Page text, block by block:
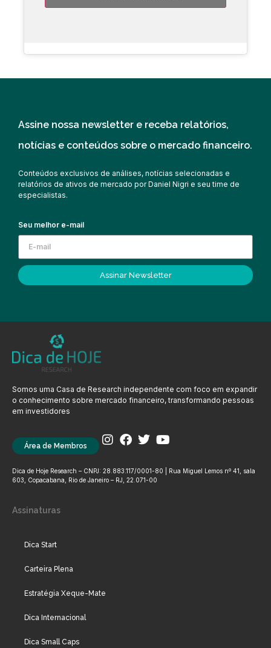
Assine nossa newsletter e receba relatórios,
notícias e conteúdos sobre o mercado financeiro.
Conteúdos exclusivos de análises, notícias selecionadas e
relatórios de ativos de mercado por Daniel Nigri e seu time de
especialistas.
Seu melhor e-mail
Assinar Newsletter
Somos uma Casa de Research independente com foco em expandir
o conhecimento sobre mercado financeiro, transformando pessoas
em investidores
Área de Membros
Dica de Hoje Research – CNPJ: 28.883.117/0001-80 | Rua Miguel Lemos nº 41, sala
603, Copacabana, Rio de Janeiro – RJ, 22.071-00
Assinaturas
Dica Start
Carteira Plena
Estratégia Xeque-Mate
Dica Internacional
Dica Small Caps